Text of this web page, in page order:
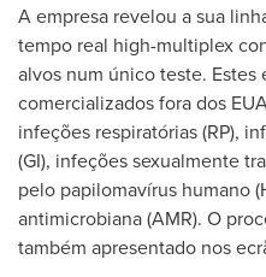
A empresa revelou a sua
tempo real high-multiplex
alvos num único teste. Estes
comercializados fora dos
infeções respiratórias (RP),
(GI), infeções sexualmente
pelo papilomavírus humano
antimicrobiana (AMR). O
também apresentado nos